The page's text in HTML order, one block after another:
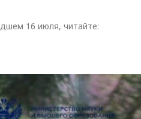
16 июля, читайте: